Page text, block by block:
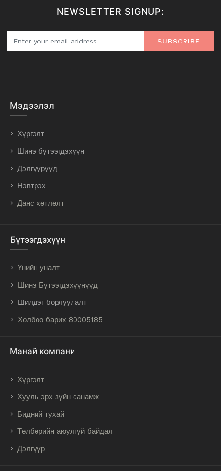
NEWSLETTER SIGNUP:
SUBSCRIBE
Мэдээлэл
Хүргэлт
Шинэ бүтээгдэхүүн
Дэлгүүрүүд
Нэвтрэх
Данс хөтлөлт
Бүтээгдэхүүн
Үнийн уналт
Шинэ Бүтээгдэхүүнүүд
Шилдэг борлуулалт
Холбоо барих 80005185
Манай компани
Хүргэлт
Хууль эрх зүйн санамж
Бидний тухай
Төлбөрийн аюулгүй байдал
Дэлгүүр